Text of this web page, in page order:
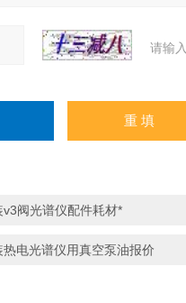
请输
阀光谱仪配件耗材*
电光谱仪用真空泵油报价